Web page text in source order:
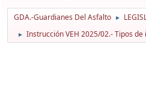
GDA.-Guardianes Del Asfalto ►
► Instrucción VEH 2025/02.- Tipos